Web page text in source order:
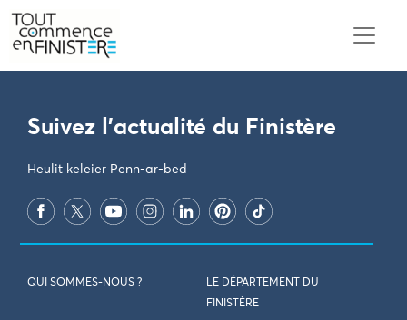
PARAMÈTRES DES COOKIES
Suivez l'actualité du Finistère
Heulit keleier Penn-ar-bed
QUI SOMMES-NOUS ?
LE DÉPARTEMENT DU
FINISTÈRE